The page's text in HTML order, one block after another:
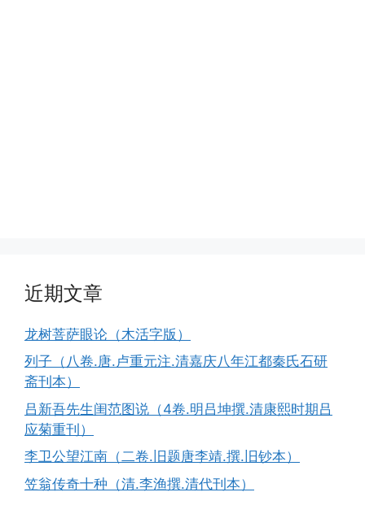
近期文章
龙树菩萨眼论（木活字版）
列子（八卷.唐.卢重元注.清嘉庆八年江都秦氏石研
斋刊本）
吕新吾先生闺范图说（4卷.明吕坤撰.清康熙时期吕
应菊重刊）
李卫公望江南（二卷.旧题唐李靖.撰.旧钞本）
笠翁传奇十种（清.李渔撰.清代刊本）